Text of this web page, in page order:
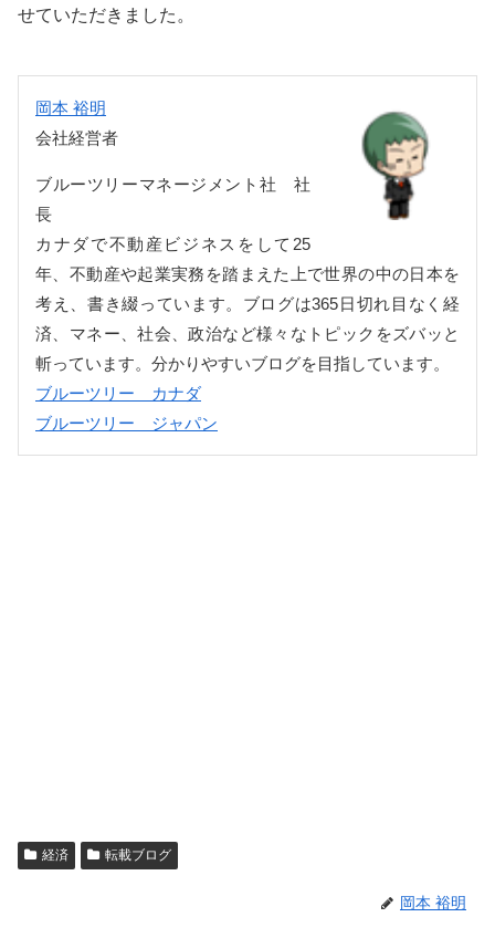
せていただきました。
岡本 裕明
会社経営者
ブルーツリーマネージメント社 社
長
カナダで不動産ビジネスをして25
年、不動産や起業実務を踏まえた上で世界の中の日本を
考え、書き綴っています。ブログは365日切れ目なく経
済、マネー、社会、政治など様々なトピックをズバッと
斬っています。分かりやすいブログを目指しています。
ブルーツリー カナダ
ブルーツリー ジャパン
経済 転載ブログ
岡本 裕明